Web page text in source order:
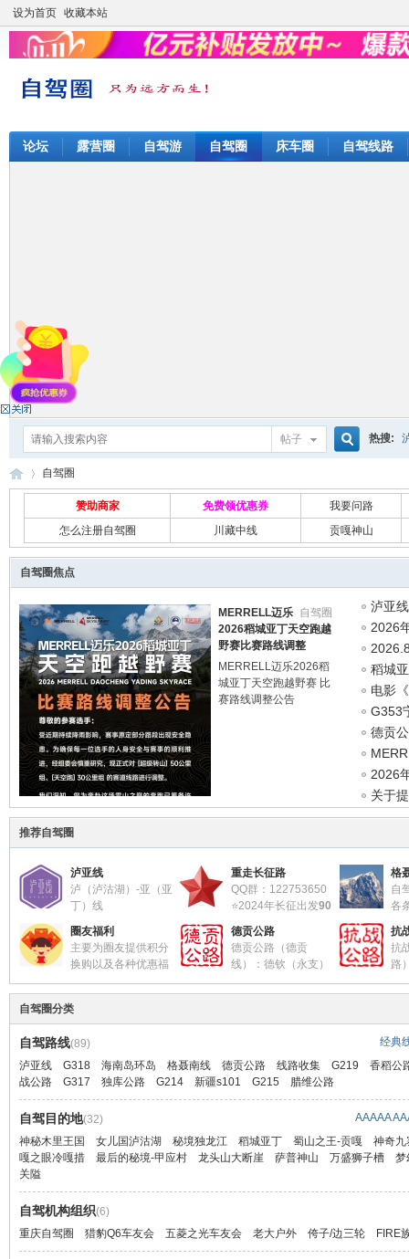
设为首页 收藏本站
论坛 露营圈 自驾游 自驾圈 床车圈 自驾线路
帖子
索
热搜:
自 »
自驾圈
赞助商家 免费领优惠券
我要问路
怎么注册自驾圈
川藏中线 贡嘎神山
自驾圈焦点
自驾圈
MERRELL迈乐
2026稻城亚丁天空跑越
野赛比赛路线调整
MERRELL迈乐2026稻
城亚丁天空跑越野赛 比
赛路线调整公告
泸亚
2026
图源
稻城
政策
电影
G353
方
德贡
调整
2026
关于
推荐自驾圈
泸亚线
泸（泸沽湖）-亚（亚
丁）线
汇集泸亚线 5条主线5
条支线线路及路况信息
QQ群：257112102 （暗号：泸
全网最权威及时的泸亚线路况信
息汇总平台
住宿预定
群及本站指定接待酒店）
http://www.023115.com/forum.p
hp? ... =2757&fromuid=4
泸沽湖江南雅居：
13983889211（报群名泸亚线）
http://www.023115.com/forum.p
hp? ... =1079&fromuid=4
况
http://www.023115.com/forum.p
hp? ... =1076&fromuid=4
木里县玛娜茶金观景台住宿介绍
重走长征路
QQ群：122753650
⭐2024年长征出发90
参考书籍：
星火-长征重要地名录
《红军长征纪实丛书 -红一方面
格
自
各
m/forum.php?
格聂南线轨迹
hp? ...
至章纳乡（巴
hp?
2022.7.4
圈友福利
主要为圈友提供积分
换购以及各种优惠福
利
把圈友为本站贡献价值所得的积
分奖励通过本板块换购成其他形
积分换购现金
积分换购话费
积分换购礼品
积分从哪里来
每天登录，发布帖子，回复他人
的帖子，参与活动，邀请好友加
入等
如何获得自驾圈圈币？
http://023115.com/forum.php?
mod= ... 13406&fromuid=4
德贡公路
德贡公路（德贡
线）：德钦（永支）
至贡山（闪当）四级
公路（以下简称德贡公路）是
之一。德贡公路既是滇西北旅游
环线，也是一条极其重要的藏区
S318德钦至贡山公路（德贡公
路）已恢复通行，但道路弯多坡
http://www.023115.com/forum.p
mod=viewthread&tid=14039
抗
抗
路
祥
青藏公路宁玉
路、川陕公
公路
川湘公路（
庆的三江雷神
自驾圈分类
经典
自驾路线(89)
泸亚线
G318 海南岛环岛 格聂南线 德贡公路 线路收集 G219
香稻公
战公路
G317 独库公路 G214 新疆s101 G215 腊维公路
AAAAA
自驾目的地(32)
神秘木里王国
女儿国泸沽湖 秘境独龙江 稻城亚丁 蜀山之王-贡嘎
神奇九
嘎之眼冷嘎措
最后的秘境-甲应村 龙头山大断崖 萨普神山 万盛狮子槽
梦
关隘
自驾机构组织(6)
重庆自驾圈
猎豹Q6车友会 五菱之光车友会 老大户外 侉子/边三轮 FIRE